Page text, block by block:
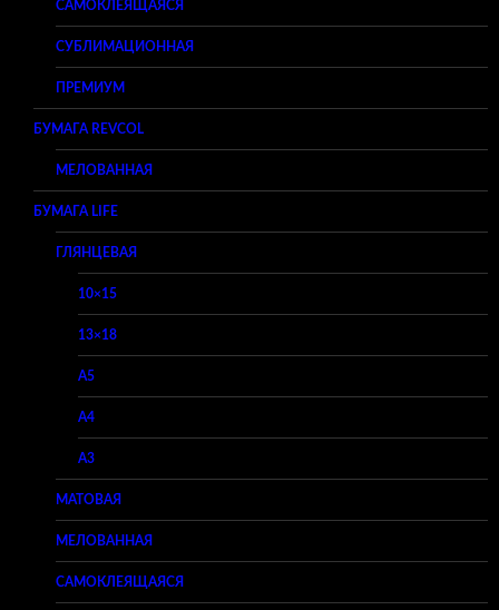
САМОКЛЕЯЩАЯСЯ
СУБЛИМАЦИОННАЯ
ПРЕМИУМ
БУМАГА REVCOL
МЕЛОВАННАЯ
БУМАГА LIFE
ГЛЯНЦЕВАЯ
10×15
13×18
A5
A4
A3
МАТОВАЯ
МЕЛОВАННАЯ
САМОКЛЕЯЩАЯСЯ